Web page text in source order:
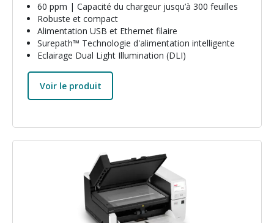
60 ppm | Capacité du chargeur jusqu’à 300 feuilles
Robuste et compact
Alimentation USB et Ethernet filaire
Surepath™ Technologie d'alimentation intelligente
Eclairage Dual Light Illumination (DLI)
Voir le produit